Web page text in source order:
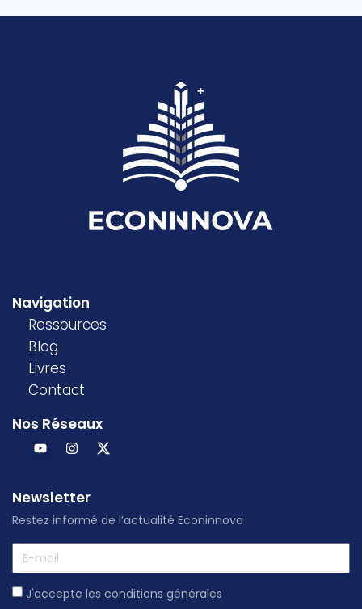
Navigation
Ressources
Blog
Livres
Contact
Nos Réseaux
Newsletter
Restez informé de l’actualité Econinnova
J'accepte les conditions générales